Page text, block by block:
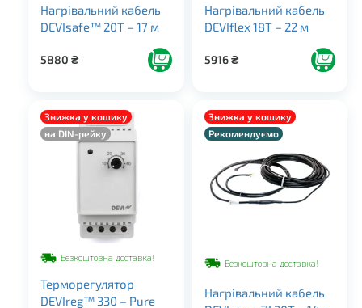
Нагрівальний кабель
DEVIsafe™ 20T – 17 м
5880 ₴
Нагрівальний кабель
DEVIflex 18T – 22 м
5916₴
Знижка у кошику
на DIN-рейку
Безкоштовна доставка!
Терморегулятор
DEVIreg™ 330 – Pure
Знижка у кошику
Рекомендуємо
Безкоштовна доставка!
Нагрівальний кабель